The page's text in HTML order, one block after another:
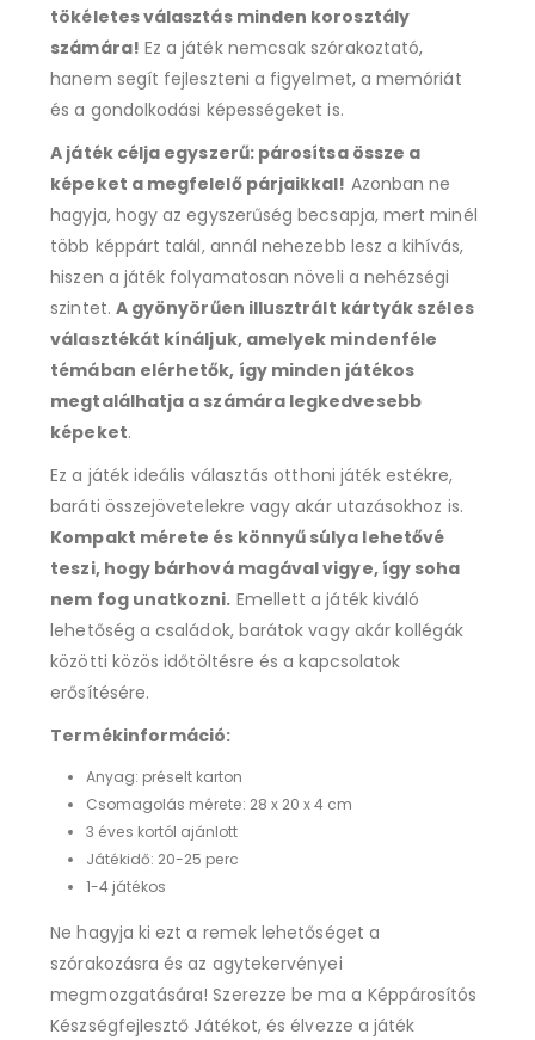
tökéletes választás minden korosztály
számára! Ez a játék nemcsak szórakoztató,
hanem segít fejleszteni a figyelmet, a memóriát
és a gondolkodási képességeket is.
A játék célja egyszerű: párosítsa össze a
képeket a megfelelő párjaikkal! Azonban ne
hagyja, hogy az egyszerűség becsapja, mert minél
több képpárt talál, annál nehezebb lesz a kihívás,
hiszen a játék folyamatosan növeli a nehézségi
szintet. A gyönyörűen illusztrált kártyák széles
választékát kínáljuk, amelyek mindenféle
témában elérhetők, így minden játékos
megtalálhatja a számára legkedvesebb
képeket.
Ez a játék ideális választás otthoni játék estékre,
baráti összejövetelekre vagy akár utazásokhoz is.
Kompakt mérete és könnyű súlya lehetővé
teszi, hogy bárhová magával vigye, így soha
nem fog unatkozni. Emellett a játék kiváló
lehetőség a családok, barátok vagy akár kollégák
közötti közös időtöltésre és a kapcsolatok
erősítésére.
Termékinformáció:
Anyag: préselt karton
Csomagolás mérete: 28 x 20 x 4 cm
3 éves kortól ajánlott
Játékidő: 20-25 perc
1-4 játékos
Ne hagyja ki ezt a remek lehetőséget a
szórakozásra és az agytekervényei
megmozgatására! Szerezze be ma a Képpárosítós
Készségfejlesztő Játékot, és élvezze a játék